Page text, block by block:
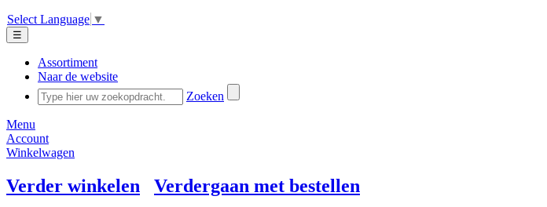
Select Language ▼
☰
Assortiment
Naar de website
Zoeken
Menu
Account
Winkelwagen
Verder winkelen Verdergaan met bestellen